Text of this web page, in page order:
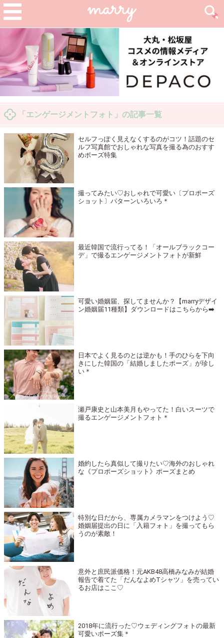
「エンゲージメントフォト」の記事一覧
セルフっぽく見えなくするのがコツ！話題のセ
ルフ写真館でおしゃれな写真を撮る為のおすす
めポーズ特集
撮ってみたい♡おしゃれで可愛い〔プロポーズ
ショット〕パターンいろいろ＊
最近韓国で流行ってる！「オールブラックコー
デ」で撮るエンゲージメントフォトが新鮮
可愛い婚姻届、探してませんか？【marryデザイ
ン婚姻届11種類】ダウンロードはこちらから➡️
日本でよく見るのとは逆かも！手のひらを下向
きにした韓国の「結婚しましたポーズ」が珍し
い＊
瀬戸康史と山本美月もやってた！白いスーツで
撮るエンゲージメントフォト＊
婚約したら真似して撮りたい♡海外のおしゃれ
な《プロポーズショット》ポーズまとめ
特別な日だから、専属カメラマンをつけよう♡
婚姻届提出の日に「入籍フォト」を撮ってもら
うのが素敵！
意外と庶民派価格！元AKB48高橋みなみが結婚
報告で着てた「だんなよめTシャツ」を売ってい
るお店はここ♡
2018年に流行った♡ウェディングフォトの最新
可愛いポーズ集＊